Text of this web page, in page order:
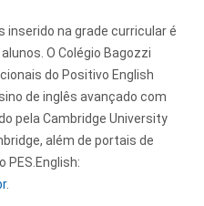
inserido na grade curricular é
O Colégio Bagozzi
do Positivo English
de inglês avançado com
pela Cambridge University
além de portais de
PES.English:
.